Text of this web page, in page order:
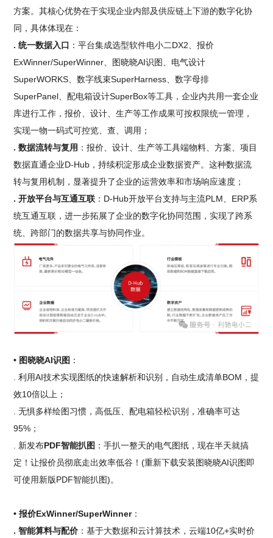
方案。其核心优势在于实现企业内部及供应链上下游的数字化协
同，具体体现在：
. 统一数据入口 ：平台集成选型软件电小二DX2、报价
ExWinner/SuperWinner、图晓晓AI识图、电气设计
SuperWORKS、数字线束SuperHarness、数字母排
SuperPanel、配电箱设计SuperBox等工具，企业内共用一套企业
库进行工作，报价、设计、生产等工作成果可按权限统一管理，
实现一物一码式可控览、查、调用；
. 数据流转与复用 ：报价、设计、生产等工具端物料、方案、项目
数据直通企业D-Hub，持续积淀形成企业数据资产。这种数据流
转与复用机制，显著提升了企业的运营效率和市场响应速度；
. 开放平台与互通互联 ：D-Hub开放平台支持与主流PLM、ERP系
统互通互联，进一步拓展了企业的数字化协同范围，实现了跨系
统、跨部门的数据共享与协同作业。
• 图晓晓AI识图 ：
. 利用AI技术实现图纸的快速解析和识别，自动生成清单BOM，提
效10倍以上；
. 无惧多样绘图习惯，高低压、配电箱轻松识别，准确率可达
95%；
. 新发布PDF智能扒图 ：手扒一整天的电气图纸，现在半天就搞
定！让报价员彻底走出效率低谷！(重新下载安装图晓晓AI识图即
可使用新版PDF智能扒图)。
• 报价ExWinner/SuperWinner：
. 智能算料与配价 ：基于大数据和云计算技术，云端10亿+实时价